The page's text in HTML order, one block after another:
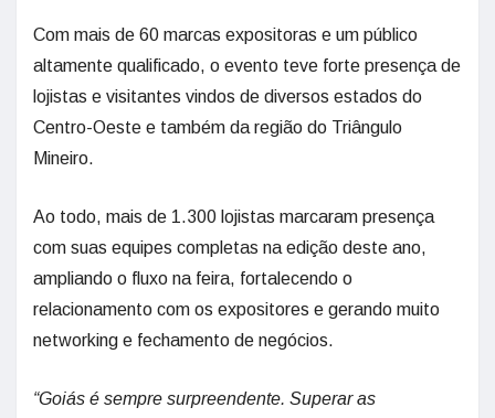
Com mais de 60 marcas expositoras e um público
altamente qualificado, o evento teve forte presença de
lojistas e visitantes vindos de diversos estados do
Centro-Oeste e também da região do Triângulo
Mineiro.
Ao todo, mais de 1.300 lojistas marcaram presença
com suas equipes completas na edição deste ano,
ampliando o fluxo na feira, fortalecendo o
relacionamento com os expositores e gerando muito
networking e fechamento de negócios.
“Goiás é sempre surpreendente. Superar as